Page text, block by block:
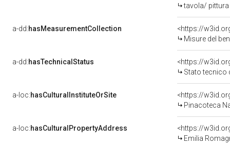
tavola/
a-dd:hasMeasurementCollection
<https://
Misure del
a-dd:hasTechnicalStatus
<https://
Stato tecnico
a-loc:hasCulturalInstituteOrSite
Pinacoteca
a-loc:hasCulturalPropertyAddress
<https://
Emilia